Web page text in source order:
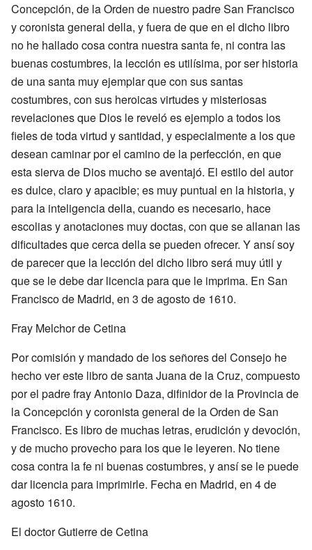
Concepción, de la Orden de nuestro padre San Francisco
y coronista general della, y fuera de que en el dicho libro
no he hallado cosa contra nuestra santa fe, ni contra las
buenas costumbres, la lección es utilísima, por ser historia
de una santa muy ejemplar que con sus santas
costumbres, con sus heroicas virtudes y misteriosas
revelaciones que Dios le reveló es ejemplo a todos los
fieles de toda virtud y santidad, y especialmente a los que
desean caminar por el camino de la perfección, en que
esta sierva de Dios mucho se aventajó. El estilo del autor
es dulce, claro y apacible; es muy puntual en la historia, y
para la inteligencia della, cuando es necesario, hace
escolias y anotaciones muy doctas, con que se allanan las
dificultades que cerca della se pueden ofrecer. Y ansí soy
de parecer que la lección del dicho libro será muy útil y
que se le debe dar licencia para que le imprima. En San
Francisco de Madrid, en 3 de agosto de 1610.
Fray Melchor de Cetina
Por comisión y mandado de los señores del Consejo he
hecho ver este libro de santa Juana de la Cruz, compuesto
por el padre fray Antonio Daza, difinidor de la Provincia de
la Concepción y coronista general de la Orden de San
Francisco. Es libro de muchas letras, erudición y devoción,
y de mucho provecho para los que le leyeren. No tiene
cosa contra la fe ni buenas costumbres, y ansí se le puede
dar licencia para imprimirle. Fecha en Madrid, en 4 de
agosto 1610.
El doctor Gutierre de Cetina